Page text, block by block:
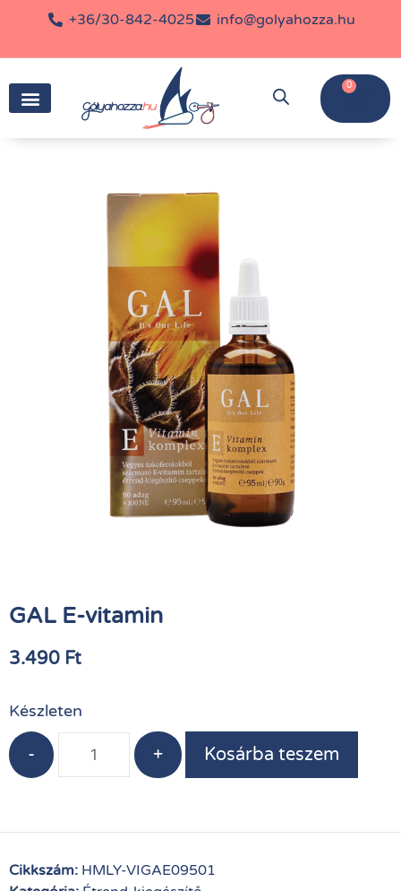
+36/30-842-4025 info@golyahozza.hu
0
GAL E-vitamin
3.490 Ft
Készleten
- + Kosárba teszem
Cikkszám: HMLY-VIGAE09501